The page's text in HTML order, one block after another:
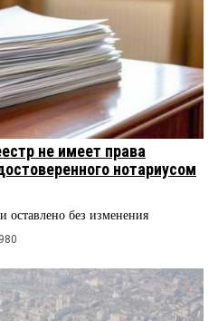
не имеет права
нотариусом
оставлено без изменения